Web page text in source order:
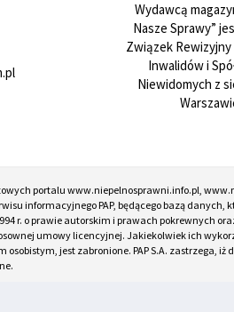
Wydawcą
Nasze Sprawy”
Związek Rewizyjny
Inwalidów i
Niewidomych z
portalu www.niepelnosprawni.info.pl,
informacyjnego PAP, będącego bazą
r. o prawie autorskim i prawach pokrewnych
umowy licencyjnej. Jakiekolwiek ich
jest zabronione. PAP S.A. zastrzega,